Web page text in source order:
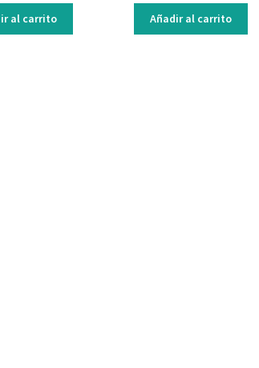
al carrito Añadir al carrito